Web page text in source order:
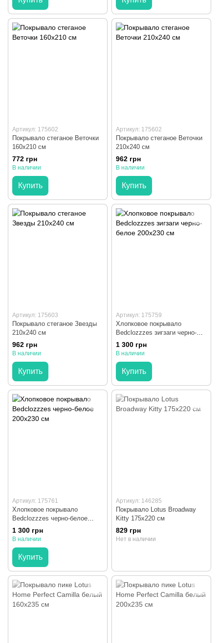
Артикул: 175602
Покрывало стеганое Веточки
160x210 см
772 грн
В наличии
Купить
Артикул: 175602
Покрывало стеганое Веточки
210х240 см
962 грн
В наличии
Купить
Артикул: 175603
Покрывало стеганое Звезды
210х240 см
962 грн
В наличии
Купить
Артикул: 175759
Хлопковое покрывало
Bedclozzzes зигзаги черно-
белое 200x230 см
1 300 грн
В наличии
Купить
Артикул: 175761
Хлопковое покрывало
Bedclozzzes черно-белое
200x230 см
1 300 грн
В наличии
Купить
Артикул: 146285
Покрывало Lotus Broadway
Kitty 175x220 см
829 грн
Нет в наличии